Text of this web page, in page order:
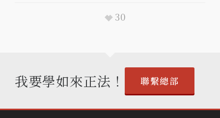
30
我要學如來正法！ 聯繫總部